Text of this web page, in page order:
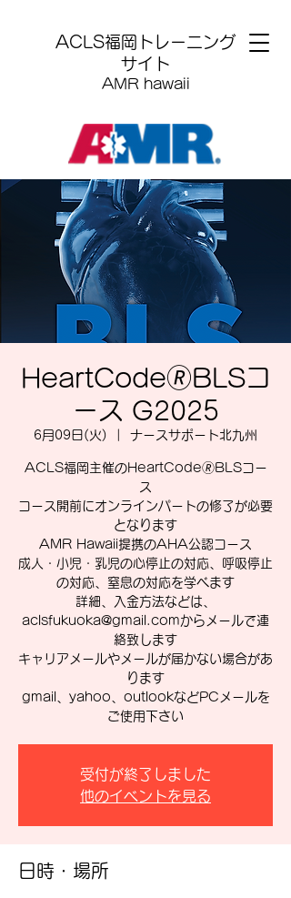
​ACLS福岡トレーニング
サイト
AMR hawaii
HeartCode🄬BLSコ
ース G2025
6月09日(火) ナースサポート北九州
ACLS福岡主催のHeartCode🄬BLSコー
ス
コース開前にオンラインパートの修了が必要
となります
AMR Hawaii提携のAHA公認コース
成人・小児・乳児の心停止の対応、呼吸停止
の対応、窒息の対応を学べます
詳細、入金方法などは、
aclsfukuoka@gmail.comからメールで連
絡致します
キャリアメールやメールが届かない場合があ
ります
gmail、yahoo、outlookなどPCメールを
ご使用下さい
受付が終了しました
他のイベントを見る
日時・場所